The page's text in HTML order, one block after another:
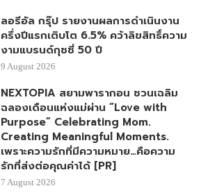
ลอรีอัล กรุ๊ป รายงานผลการดำเนินงาน
ครึ่งปีแรกเติบโต 6.5% คว้าลิขสิทธิ์ความ
งามแบรนด์กุชชี่ 50 ปี
9 August 2026
NEXTOPIA สยามพารากอน ชวนเฉลิม
ฉลองเดือนแห่งแม่ผ่าน “Love with
Purpose” Celebrating Mom.
Creating Meaningful Moments.
เพราะความรักที่มีความหมาย…คือความ
รักที่ส่งต่อคุณค่าได้ [PR]
7 August 2026